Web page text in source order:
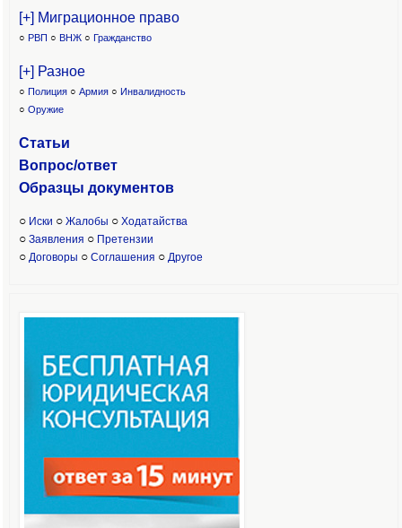
[+] Миграционное право
○ РВП ○ ВНЖ ○ Гражданство
[+] Разное
○ Полиция ○ Армия ○ Инвалидность
○ Оружие
Статьи
Вопрос/ответ
Образцы документов
○ Иски ○ Жалобы ○ Ходатайства
○ Заявления ○ Претензии
○ Договоры ○ Соглашения ○ Другое